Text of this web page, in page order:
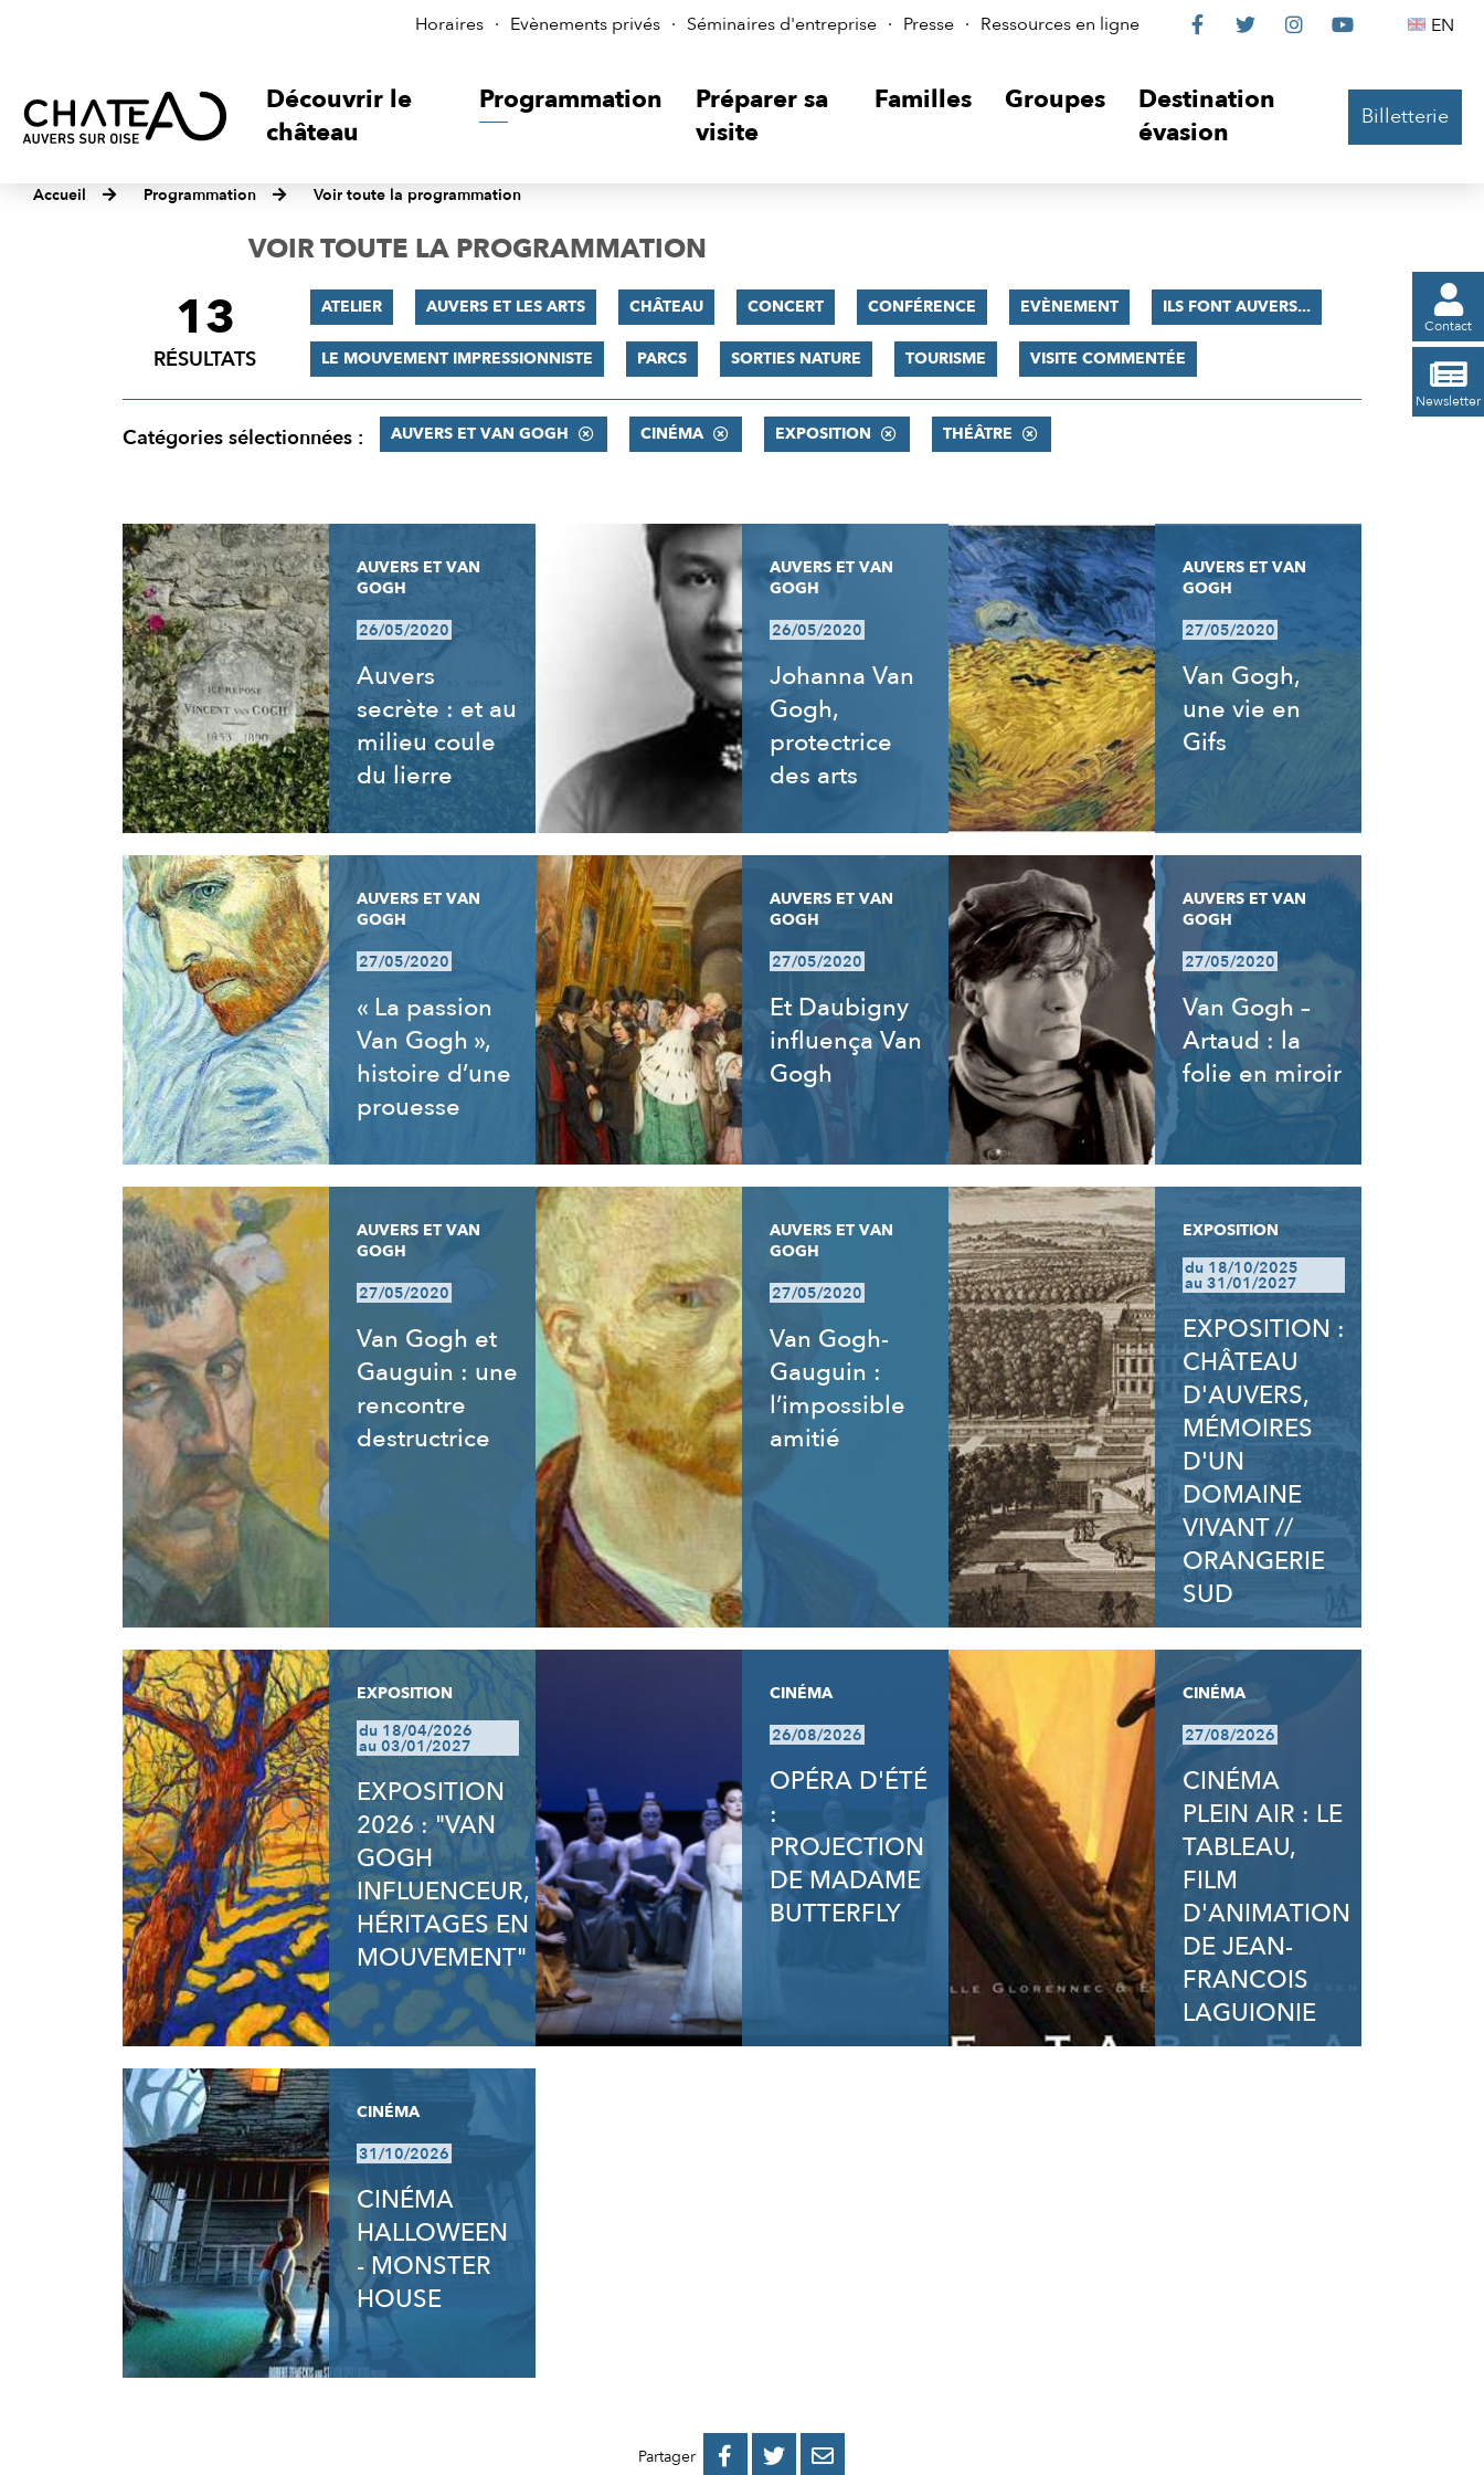
Horaires Evènements privés Séminaires d'entreprise Presse Ressources en ligne
Le
sur

Le

Le

Le
 EN
Découvrir le
château
Programmation
Préparer sa
visite
Familles Groupes
Destination
évasion
Billetterie
Accueil Programmation Voir toute la programmation

Contact

Newsletter
VOIR TOUTE LA PROGRAMMATION
FILTRER
RÉSULTATS
13
RÉSULTATS
ATELIER AUVERS ET LES ARTS CHÂTEAU CONCERT CONFÉRENCE EVÈNEMENT ILS FONT AUVERS...
LE MOUVEMENT IMPRESSIONNISTE PARCS SORTIES NATURE TOURISME VISITE COMMENTÉE
Catégories sélectionnées : AUVERS ET VAN GOGH CINÉMA EXPOSITION THÉÂTRE
RÉSULTATS
AUVERS ET VAN
GOGH
26/05/2020
Auvers
secrète : et au
milieu coule
du lierre
AUVERS ET VAN
GOGH
26/05/2020
Johanna Van
Gogh,
protectrice
des arts
AUVERS ET VAN
GOGH
27/05/2020
Van Gogh,
une vie en
Gifs
AUVERS ET VAN
GOGH
27/05/2020
« La passion
Van Gogh »,
histoire d’une
prouesse
AUVERS ET VAN
GOGH
27/05/2020
Et Daubigny
influença Van
Gogh
AUVERS ET VAN
GOGH
27/05/2020
Van Gogh –
Artaud : la
folie en miroir
AUVERS ET VAN
GOGH
27/05/2020
Van Gogh et
Gauguin : une
rencontre
destructrice
AUVERS ET VAN
GOGH
27/05/2020
Van Gogh-
Gauguin :
l’impossible
amitié
EXPOSITION
du 18/10/2025
au 31/01/2027
EXPOSITION :
CHÂTEAU
D'AUVERS,
MÉMOIRES
D'UN
DOMAINE
VIVANT //
ORANGERIE
SUD
EXPOSITION
du 18/04/2026
au 03/01/2027
EXPOSITION
2026 : "VAN
GOGH
INFLUENCEUR,
HÉRITAGES EN
MOUVEMENT"
CINÉMA
26/08/2026
OPÉRA D'ÉTÉ
:
PROJECTION
DE MADAME
BUTTERFLY
CINÉMA
27/08/2026
CINÉMA
PLEIN AIR : LE
TABLEAU,
FILM
D'ANIMATION
DE JEAN-
FRANCOIS
LAGUIONIE
CINÉMA
31/10/2026
CINÉMA
HALLOWEEN
- MONSTER
HOUSE
Partager  PARTAGER
PARTAGER
PARTAGER